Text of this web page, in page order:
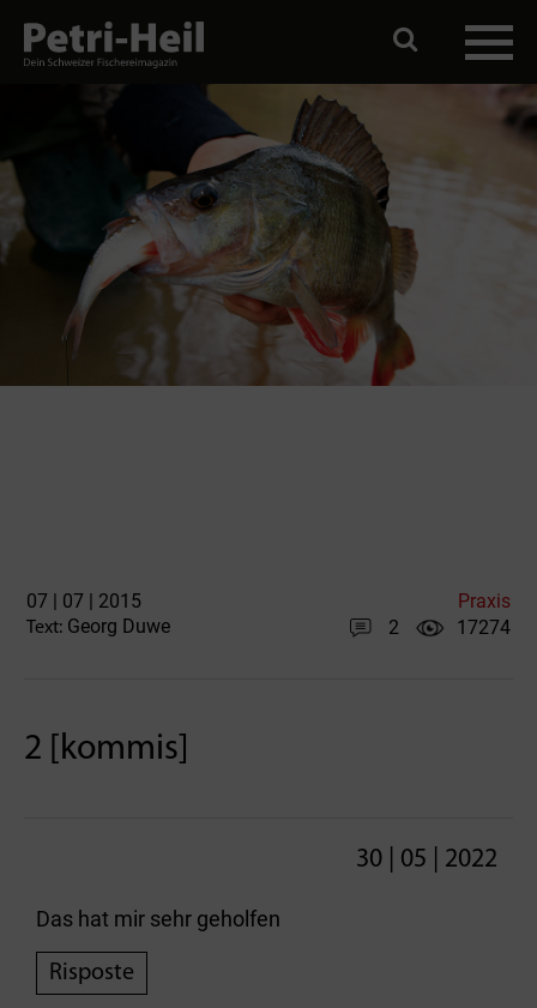
07 | 07 | 2015 Praxis
Text: Georg Duwe 2 17274
2 [kommis]
30 | 05 | 2022
Das hat mir sehr geholfen
Risposte